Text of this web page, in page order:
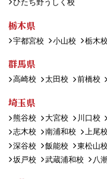
ひたち野うしく校
栃木県
宇都宮校 小山校 栃木校
群馬県
高崎校 太田校 前橋校
埼玉県
熊谷校 大宮校 川口校
志木校
南浦和校 上尾校
深谷校
飯能校 東松山校
坂戸校
武蔵浦和校 八